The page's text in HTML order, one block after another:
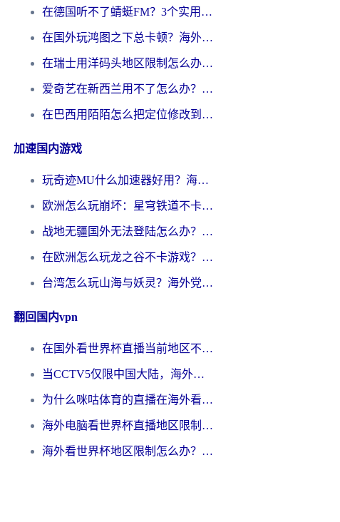
在德国听不了蜻蜓FM？3个实用技巧帮你解锁国内影音自由
在国外玩鸿图之下总卡顿？海外党追剧听歌的3个实用解决方案
在瑞士用洋码头地区限制怎么办？海外华人必看的回国加速全攻略
爱奇艺在新西兰用不了怎么办？海外党亲测有效的回国加速方案
在巴西用陌陌怎么把定位修改到中国国内？海外党必看的回国加速全攻略
加速国内游戏
玩奇迹MU什么加速器好用？海外党亲测：这款加速器让你告别延迟卡顿！
欧洲怎么玩崩坏：星穹铁道不卡？2026海外玩家国服游戏加速器终极攻略
战地无疆国外无法登陆怎么办？海外玩家国服畅玩终极指南（附欧服魔兽EVE加速方案）
在欧洲怎么玩龙之谷不卡游戏？2026海外党国服游戏加速全攻略
台湾怎么玩山海与妖灵？海外党国服游戏加速全攻略，告别延迟卡顿
翻回国内vpn
在国外看世界杯直播当前地区不可播放？海外党必看的回国加速全攻略
当CCTV5仅限中国大陆，海外球迷的世界杯狂欢如何继续？
为什么咪咕体育的直播在海外看不了？3步解决海外看世界杯+抖音地区限制难题
海外电脑看世界杯直播地区限制怎么办？你需要一个聪明的加速器
海外看世界杯地区限制怎么办？一篇搞定咪咕视频播放+国内资源无缝访问指南